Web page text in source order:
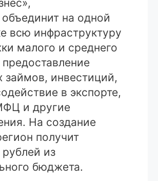
на одной
всю инфраструктуру
малого и среднего
предоставление
займов, инвестиций,
в экспорте,
и другие
На создание
получит
из
бюджета.